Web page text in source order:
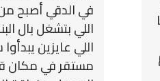
في الدقي أصبح من
اللي بتشغل بال
اللي عايزين
مستقر في مكان